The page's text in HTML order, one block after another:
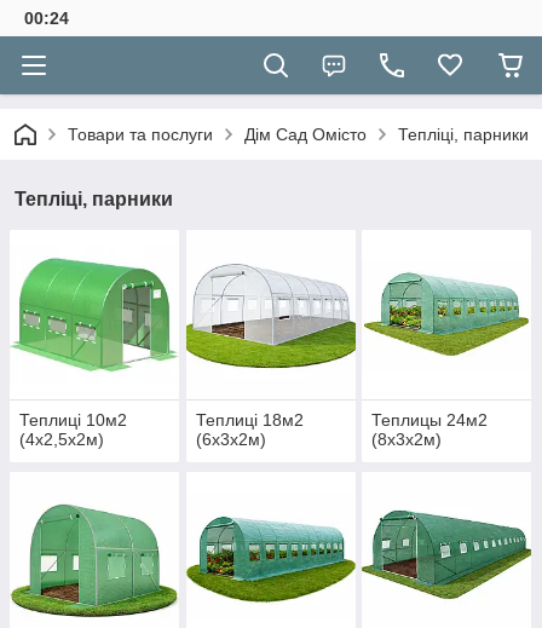
00:24
Товари та послуги Дім Сад Омісто Тепліці, парники
Тепліці, парники
Теплиці 10м2
(4х2,5х2м)
Теплиці 18м2
(6х3х2м)
Теплицы 24м2
(8х3х2м)